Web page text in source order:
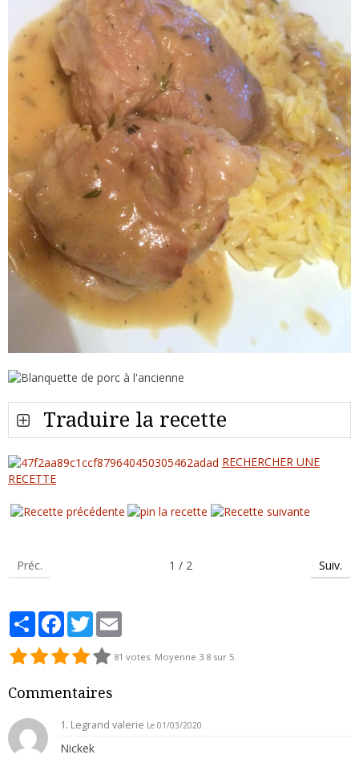
Traduire la recette
RECHERCHER UNE
RECETTE
Préc. 1 / 2 Suiv.
PartagerFacebook
Twitter
81 votes. Moyenne 3.8 sur 5.
Commentaires
1. Legrand valerie Le 01/03/2020
Nickek